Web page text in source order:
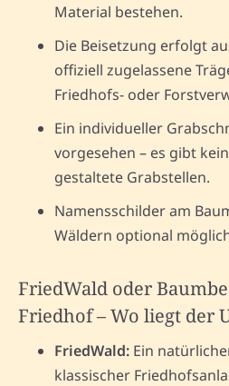
Material bestehen.
Die Beisetzung erfolgt
offiziell zugelassene
Friedhofs- oder
Ein individueller
vorgesehen – es gibt
gestaltete Grabstellen.
Namensschilder am
Wäldern optional
FriedWald oder
Friedhof – Wo liegt der
FriedWald: Ein
klassischer